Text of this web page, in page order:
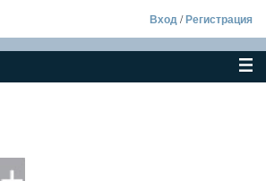
Вход/Регистрация